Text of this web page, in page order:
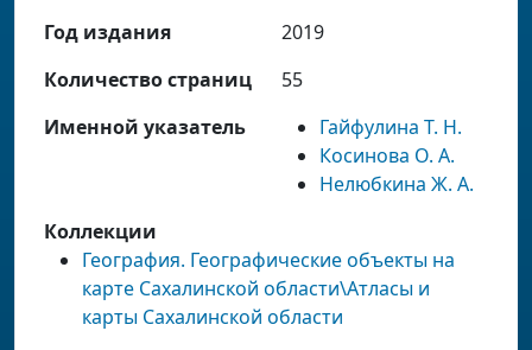
Год издания
2019
Количество страниц
55
Именной указатель
Гайфулина Т. Н.
Косинова О. А.
Нелюбкина Ж. А.
Коллекции
География. Географические объекты на
карте Сахалинской области\Атласы и
карты Сахалинской области